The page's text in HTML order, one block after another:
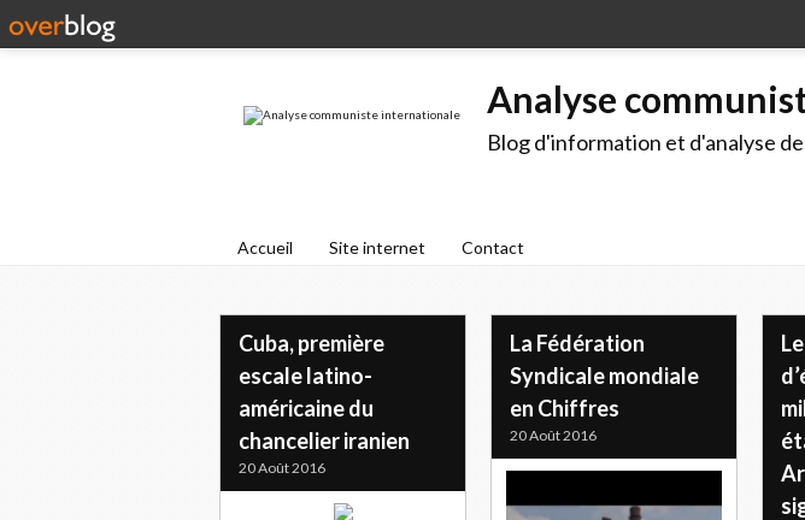
Analyse
Blog d'information et d'analyse
Accueil Site internet Contact
Cuba, première
escale latino-
américaine du
chancelier iranien
20 Août 2016
La Fédération
Syndicale mondiale
en Chiffres
20 Août 2016